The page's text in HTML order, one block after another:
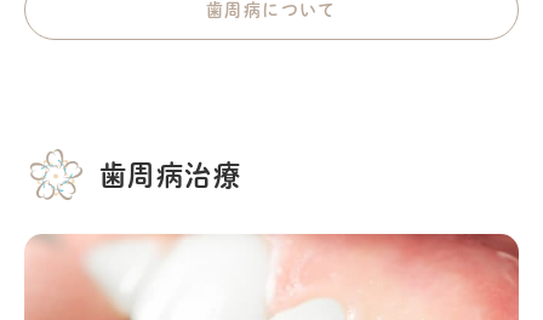
歯周病について
歯周病治療